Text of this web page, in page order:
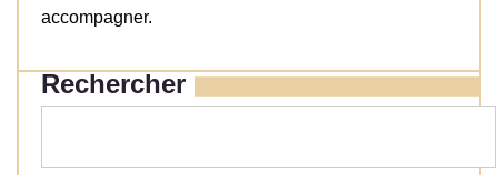
accompagner.
Rechercher